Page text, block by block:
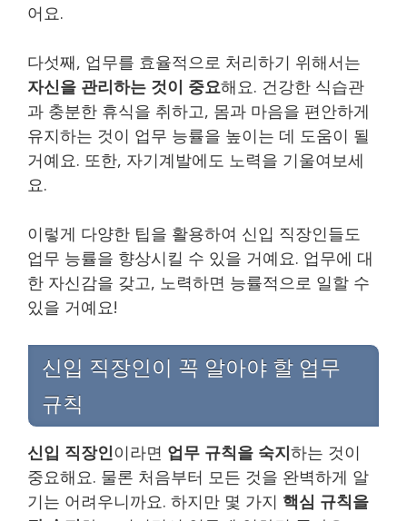
어요.
다섯째, 업무를 효율적으로 처리하기 위해서는
자신을 관리하는 것이 중요해요. 건강한 식습관
과 충분한 휴식을 취하고, 몸과 마음을 편안하게
유지하는 것이 업무 능률을 높이는 데 도움이 될
거예요. 또한, 자기계발에도 노력을 기울여보세
요.
이렇게 다양한 팁을 활용하여 신입 직장인들도
업무 능률을 향상시킬 수 있을 거예요. 업무에 대
한 자신감을 갖고, 노력하면 능률적으로 일할 수
있을 거예요!
신입 직장인이 꼭 알아야 할 업무
규칙
신입 직장인이라면 업무 규칙을 숙지하는 것이
중요해요. 물론 처음부터 모든 것을 완벽하게 알
기는 어려우니까요. 하지만 몇 가지 핵심 규칙을